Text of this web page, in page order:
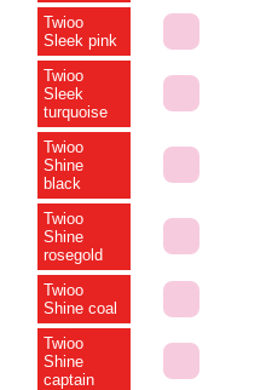
Twioo
Sleek pink
Twioo
Sleek
turquoise
Twioo
Shine
black
Twioo
Shine
rosegold
Twioo
Shine coal
Twioo
Shine
captain